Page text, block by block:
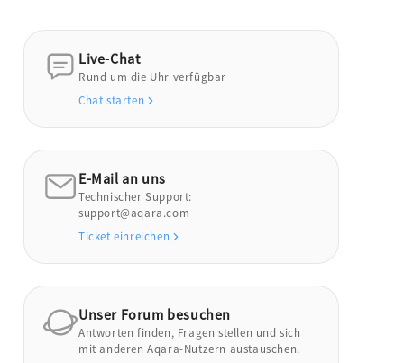
Live-Chat
Rund um die Uhr verfügbar
Chat starten
E-Mail an uns
Technischer Support:
support@aqara.com
Ticket einreichen
Unser Forum besuchen
Antworten finden, Fragen stellen und sich
mit anderen Aqara-Nutzern austauschen.